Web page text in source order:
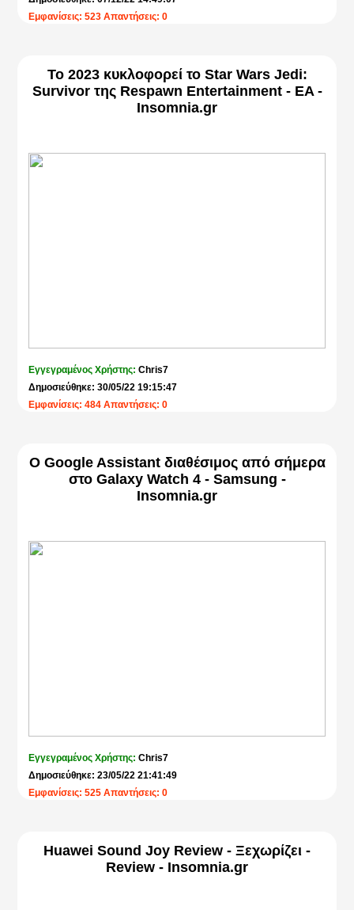
Εμφανίσεις: 523 Απαντήσεις: 0
Το 2023 κυκλοφορεί το Star Wars Jedi:
Survivor της Respawn Entertainment - EA -
Insomnia.gr
Εγγεγραμένος Χρήστης:Chris7
Δημοσιεύθηκε: 30/05/22 19:15:47
Εμφανίσεις: 484 Απαντήσεις: 0
Ο Google Assistant διαθέσιμος από σήμερα
στο Galaxy Watch 4 - Samsung -
Insomnia.gr
Εγγεγραμένος Χρήστης:Chris7
Δημοσιεύθηκε: 23/05/22 21:41:49
Εμφανίσεις: 525 Απαντήσεις: 0
Huawei Sound Joy Review - Ξεχωρίζει -
Review - Insomnia.gr